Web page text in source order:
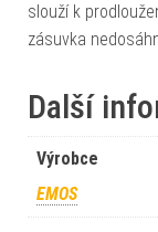
slouží k
zásuvka
Další
Výrobce
EMOS